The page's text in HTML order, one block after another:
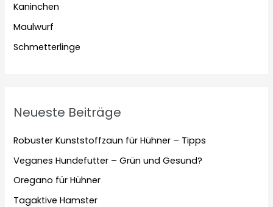
Kaninchen
Maulwurf
Schmetterlinge
Neueste Beiträge
Robuster Kunststoffzaun für Hühner – Tipps
Veganes Hundefutter – Grün und Gesund?
Oregano für Hühner
Tagaktive Hamster